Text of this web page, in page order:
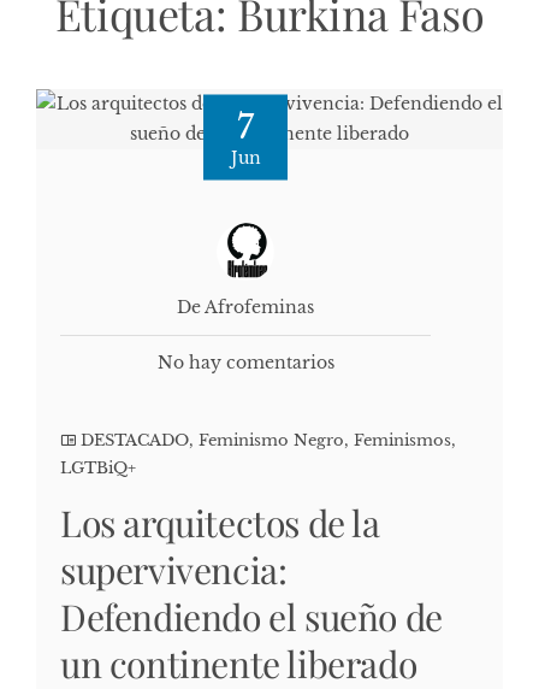
Etiqueta: Burkina Faso
7
Jun
De Afrofeminas
No hay comentarios
DESTACADO, Feminismo Negro, Feminismos,
LGTBiQ+
Los arquitectos de la
supervivencia:
Defendiendo el sueño de
un continente liberado